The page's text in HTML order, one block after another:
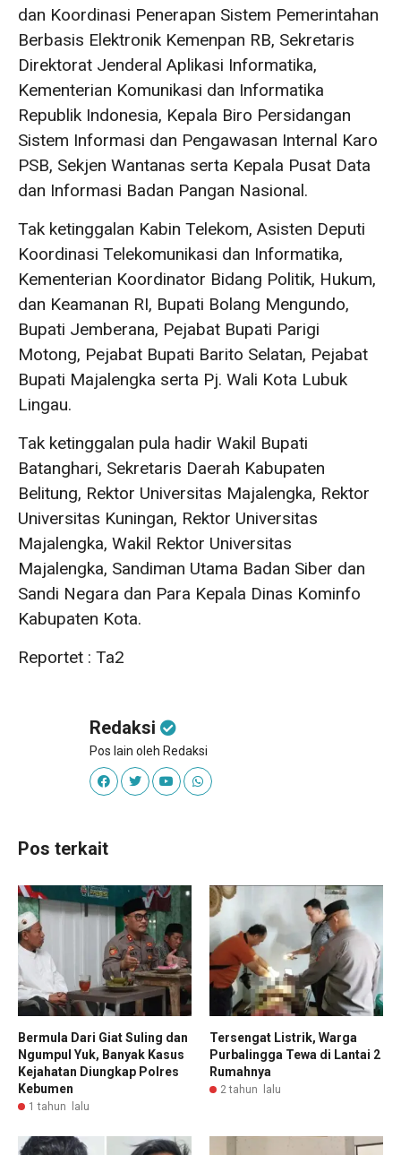
dan Koordinasi Penerapan Sistem Pemerintahan
Berbasis Elektronik Kemenpan RB, Sekretaris
Direktorat Jenderal Aplikasi Informatika,
Kementerian Komunikasi dan Informatika
Republik Indonesia, Kepala Biro Persidangan
Sistem Informasi dan Pengawasan Internal Karo
PSB, Sekjen Wantanas serta Kepala Pusat Data
dan Informasi Badan Pangan Nasional.
Tak ketinggalan Kabin Telekom, Asisten Deputi
Koordinasi Telekomunikasi dan Informatika,
Kementerian Koordinator Bidang Politik, Hukum,
dan Keamanan RI, Bupati Bolang Mengundo,
Bupati Jemberana, Pejabat Bupati Parigi
Motong, Pejabat Bupati Barito Selatan, Pejabat
Bupati Majalengka serta Pj. Wali Kota Lubuk
Lingau.
Tak ketinggalan pula hadir Wakil Bupati
Batanghari, Sekretaris Daerah Kabupaten
Belitung, Rektor Universitas Majalengka, Rektor
Universitas Kuningan, Rektor Universitas
Majalengka, Wakil Rektor Universitas
Majalengka, Sandiman Utama Badan Siber dan
Sandi Negara dan Para Kepala Dinas Kominfo
Kabupaten Kota.
Reportet : Ta2
Redaksi
Pos lain oleh Redaksi
Pos terkait
Bermula Dari Giat Suling dan
Ngumpul Yuk, Banyak Kasus
Kejahatan Diungkap Polres
Kebumen
1 tahun lalu
Tersengat Listrik, Warga
Purbalingga Tewa di Lantai 2
Rumahnya
2 tahun lalu